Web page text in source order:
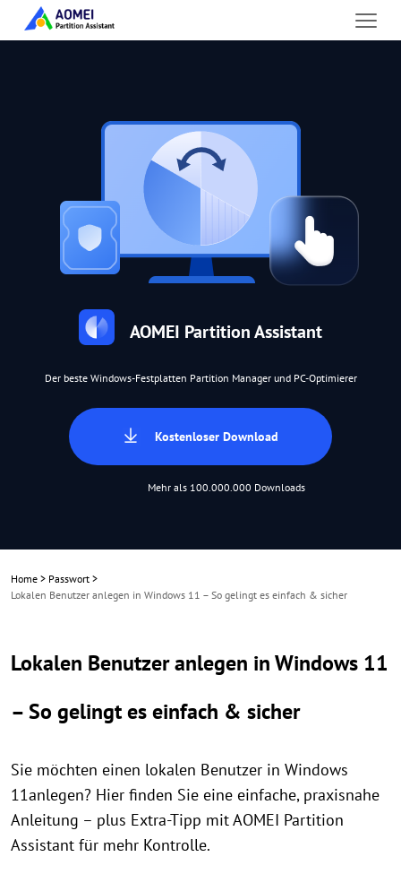
AOMEI Partition Assistant
Der beste Windows-Festplatten Partition Manager und PC-Optimierer
Kostenloser Download
Mehr als 100.000.000 Downloads
Home > Passwort >
Lokalen Benutzer anlegen in Windows 11 – So gelingt es einfach & sicher
Lokalen Benutzer anlegen in Windows 11
– So gelingt es einfach & sicher
Sie möchten einen lokalen Benutzer in Windows
11anlegen? Hier finden Sie eine einfache, praxisnahe
Anleitung – plus Extra-Tipp mit AOMEI Partition
Assistant für mehr Kontrolle.